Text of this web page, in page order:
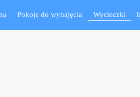
in/home/trek428/ozera.com.ua/www/
in
Pokoje do wynajęcia Wycieczki